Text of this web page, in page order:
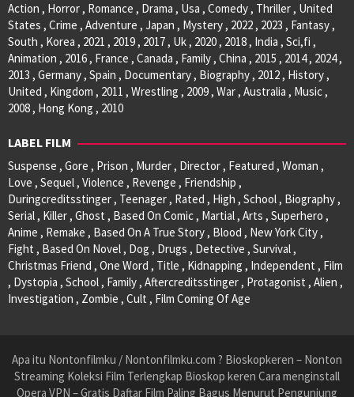
Action , Horror , Romance , Drama , Usa , Comedy , Thriller , United
States , Crime , Adventure , Japan , Mystery , 2022 , 2023 , Fantasy ,
South , Korea , 2021 , 2019 , 2017 , Uk , 2020 , 2018 , India , Sci,fi ,
Animation , 2016 , France , Canada , Family , China , 2015 , 2014 , 2024 ,
2013 , Germany , Spain , Documentary , Biography , 2012 , History ,
United , Kingdom , 2011 , Wrestling , 2009 , War , Australia , Music ,
2008 , Hong Kong , 2010
LABEL FILM
Suspense , Gore , Prison , Murder , Director , Featured , Woman ,
Love , Sequel , Violence , Revenge , Friendship ,
Duringcreditsstinger , Teenager , Rated , High , School , Biography ,
Serial , Killer , Ghost , Based On Comic , Martial , Arts , Superhero ,
Anime , Remake , Based On A True Story , Blood , New York City ,
Fight , Based On Novel , Dog , Drugs , Detective , Survival ,
Christmas Friend , One Word , Title , Kidnapping , Independent , Film
, Dystopia , School , Family , Aftercreditsstinger , Protagonist , Alien ,
Investigation , Zombie , Cult , Film Coming Of Age
Apa itu Nontonfilmku / Nontonfilmku.com ? Bioskopkeren – Nonton
Streaming Koleksi Film Terlengkap Bioskop keren Cara menginstall
Opera VPN – Gratis Daftar Film Paling Bagus Menurut Pengunjung